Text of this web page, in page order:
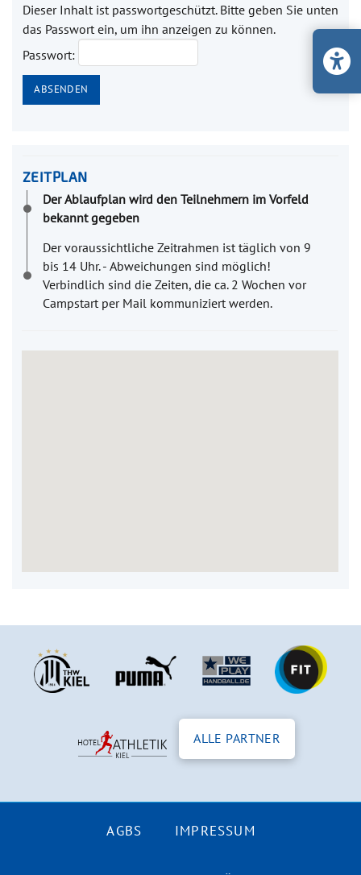
Dieser Inhalt ist passwortgeschützt. Bitte geben Sie unten
das Passwort ein, um ihn anzeigen zu können.
Passwort:
ZEITPLAN
Der Ablaufplan wird den Teilnehmern im Vorfeld
bekannt gegeben
Der voraussichtliche Zeitrahmen ist täglich von 9
bis 14 Uhr. - Abweichungen sind möglich!
Verbindlich sind die Zeiten, die ca. 2 Wochen vor
Campstart per Mail kommuniziert werden.
ALLE PARTNER
AGBS IMPRESSUM